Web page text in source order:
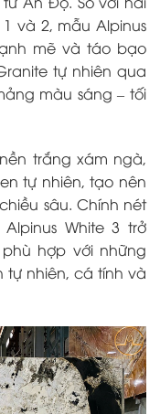
và 2, mẫu Alpinus
mẽ và táo bạo
tự nhiên qua
màu sáng – tối
trắng xám ngà,
tự nhiên, tạo nên
sâu. Chính nét
White 3 trở
hợp với những
nhiên, cá tính và